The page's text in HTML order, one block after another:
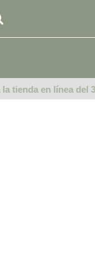
en línea del 3